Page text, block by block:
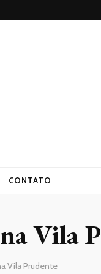
CONTATO
Vila
Vila Prudente